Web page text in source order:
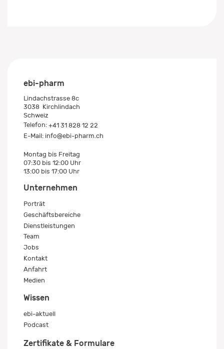
ebi-pharm
Lindachstrasse 8c
3038 Kirchlindach
Schweiz
Telefon: +41 31 828 12 22
E-Mail: info@ebi-pharm.ch
Montag bis Freitag
07:30 bis 12:00 Uhr
13:00 bis 17:00 Uhr
Unternehmen
Porträt
Geschäftsbereiche
Dienstleistungen
Team
Jobs
Kontakt
Anfahrt
Medien
Wissen
ebi-aktuell
Podcast
Zertifikate & Formulare